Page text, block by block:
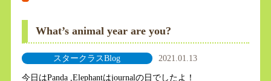
What’s animal year are you?
スタークラスBlog 2021.01.13
今日はPanda ,Elephantはjournalの日でしたよ！